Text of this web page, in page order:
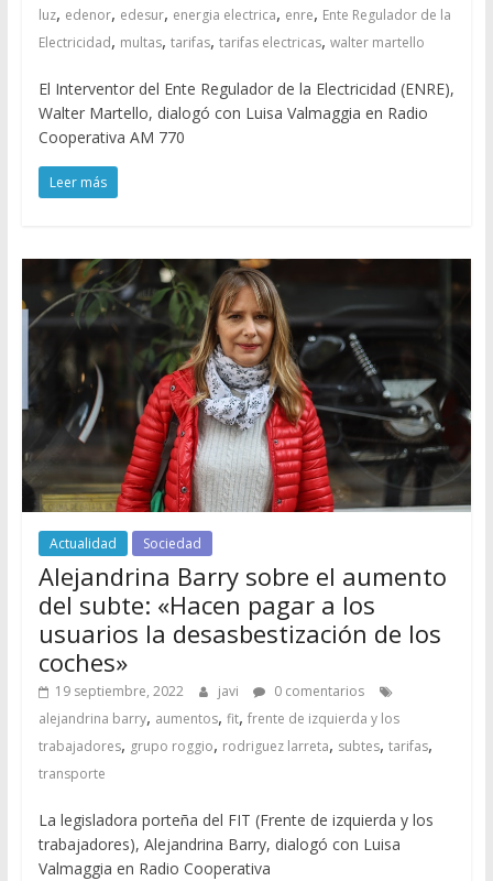
luz, edenor, edesur, energia electrica, enre, Ente Regulador de la
Electricidad, multas, tarifas, tarifas electricas, walter martello
El Interventor del Ente Regulador de la Electricidad (ENRE),
Walter Martello, dialogó con Luisa Valmaggia en Radio
Cooperativa AM 770
Leer más
Actualidad Sociedad
Alejandrina Barry sobre el aumento
del subte: «Hacen pagar a los
usuarios la desasbestización de los
coches»
19 septiembre, 2022 javi
0 comentarios
alejandrina barry, aumentos, fit, frente de izquierda y los
trabajadores, grupo roggio, rodriguez larreta, subtes, tarifas,
transporte
La legisladora porteña del FIT (Frente de izquierda y los
trabajadores), Alejandrina Barry, dialogó con Luisa
Valmaggia en Radio Cooperativa